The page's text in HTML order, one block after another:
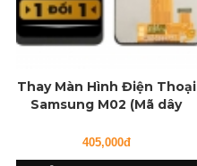
Thay Màn Hình Điện Thoại
Samsung M02 (Mã dây
405,000đ